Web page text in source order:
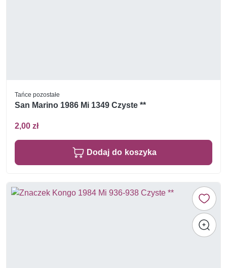
Tańce pozostałe
San Marino 1986 Mi 1349 Czyste **
2,00 zł
Dodaj do koszyka